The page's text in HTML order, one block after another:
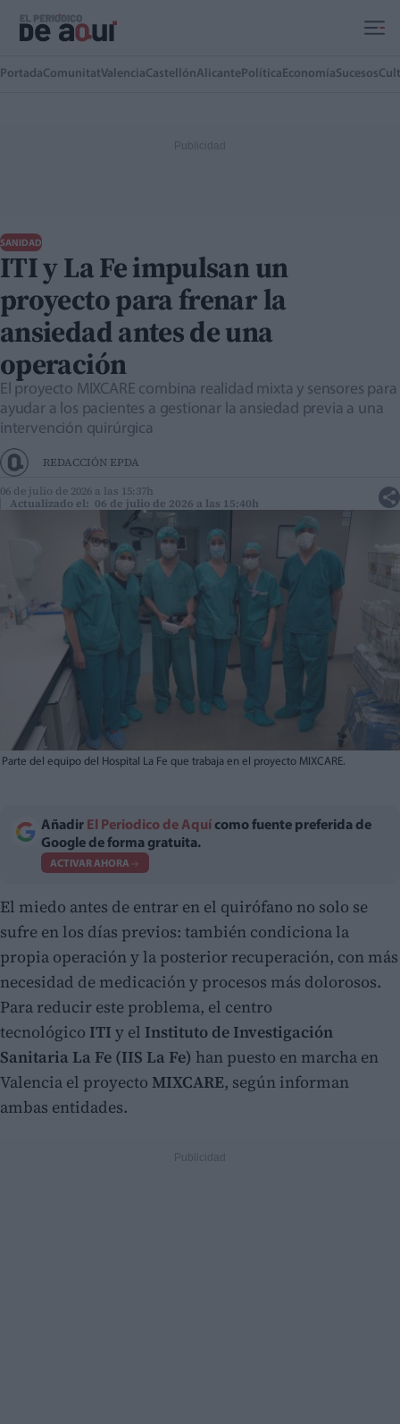
PortadaComunitatValenciaCastellónAlicante Política EconomíaSucesos
SANIDAD
ITI y La Fe impulsan un
proyecto para frenar la
ansiedad antes de una
operación
El proyecto MIXCARE combina realidad mixta y sensores para
ayudar a los pacientes a gestionar la ansiedad previa a una
intervención quirúrgica
REDACCIÓN EPDA
06 de julio de 2026 a las 15:37h
Actualizado el: 06 de julio de 2026 a las 15:40h
Parte del equipo del Hospital La Fe que trabaja en el proyecto MIXCARE.
Añadir El Periodico de Aquí como fuente preferida de
Google de forma gratuita.
ACTIVAR AHORA
El miedo antes de entrar en el quirófano no solo se
sufre en los días previos: también condiciona la
propia operación y la posterior recuperación, con más
necesidad de medicación y procesos más dolorosos.
Para reducir este problema, el centro
tecnológico ITI y el Instituto de Investigación
Sanitaria La Fe (IIS La Fe) han puesto en marcha en
Valencia el proyecto MIXCARE, según informan
ambas entidades.